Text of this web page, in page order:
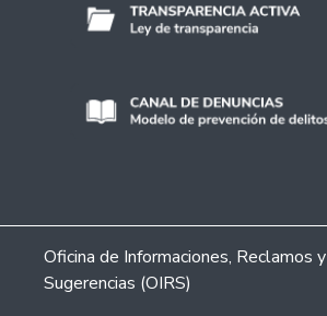
Oficina de Informaciones, Reclamos y
Sugerencias (OIRS)